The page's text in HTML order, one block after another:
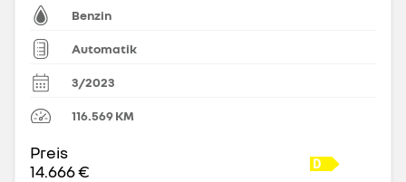
Benzin
Automatik
3/2023
116.569KM
Preis
14.666 €